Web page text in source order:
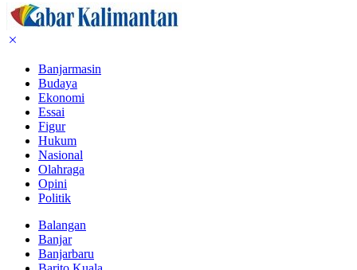
Banjarmasin
Budaya
Ekonomi
Essai
Figur
Hukum
Nasional
Olahraga
Opini
Politik
Balangan
Banjar
Banjarbaru